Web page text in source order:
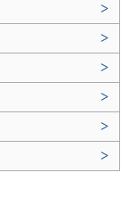
>
>
>
>
>
>